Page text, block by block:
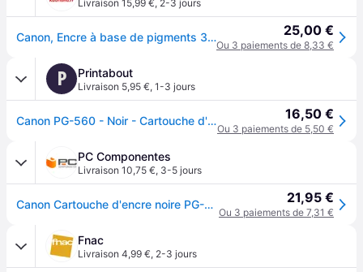
Livraison 15,99 €, 2-3 jours
Canon, Encre à base de pigments 3713C004, Original, noir, Canon, PIXMA TS5350 PIXMA TS5351 PIXMA TS5352, 1 pièce(s) 25,00 €
Ou 3 paiements de 8,33 €
P Printabout
Livraison 5,95 €, 1-3 jours
Canon PG-560 - Noir - Cartouche d'encre 16,50 €
Ou 3 paiements de 5,50 €
PC Componentes
Livraison 10,75 €, 3-5 jours
Canon Cartouche d'encre noire PG-560 21,95 €
Ou 3 paiements de 7,31 €
Fnac
Livraison 4,99 €, 2-3 jours